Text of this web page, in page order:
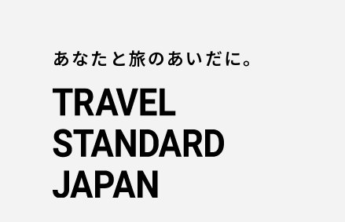
あなたと旅のあいだに。